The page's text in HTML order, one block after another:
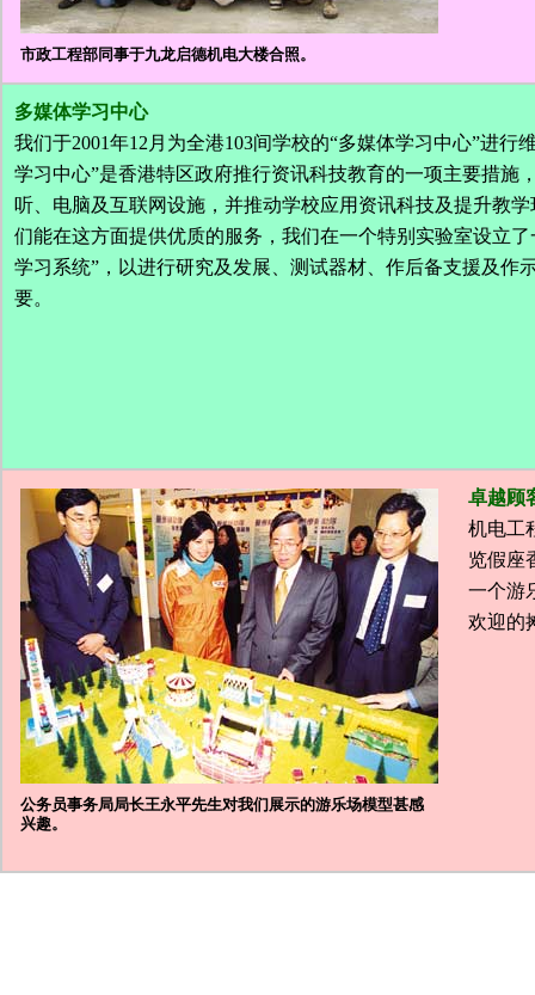
市政工程部同事于九龙启德机电大楼合照。
多媒体学习中心
我们于2001年12月为全港103间学校的“多媒体学习中心”进行
学习中心”是香港特区政府推行资讯科技教育的一项主要措施
听、电脑及互联网设施，并推动学校应用资讯科技及提升教
们能在这方面提供优质的服务，我们在一个特别实验室设立了
学习系统”，以进行研究及发展、测试器材、作后备支援及作
要。
公务员事务局局长王永平先生对我们展示的游乐场模型甚感
兴趣。
卓越顾
机电工
览假座
一个游
欢迎的